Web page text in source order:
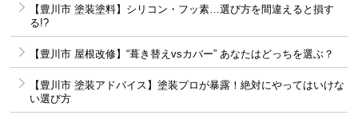
【豊川市 塗装塗料】シリコン・フッ素…選び方を間違えると損す
る!?
【豊川市 屋根改修】“葺き替えvsカバー” あなたはどっちを選ぶ？
【豊川市 塗装アドバイス】塗装プロが暴露！絶対にやってはいけな
い選び方